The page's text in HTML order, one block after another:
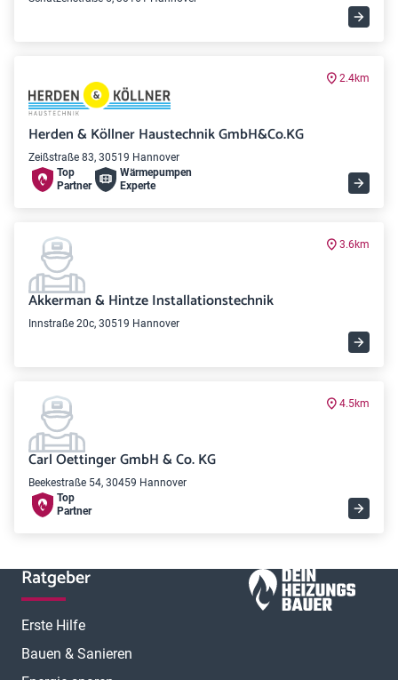
2.4km
Herden & Köllner Haustechnik GmbH&Co.KG
Zeißstraße 83, 30519 Hannover
Top
Partner
Wärme­pumpen
Experte
3.6km
Akkerman & Hintze Installationstechnik
Innstraße 20c, 30519 Hannover
4.5km
Carl Oettinger GmbH & Co. KG
Beekestraße 54, 30459 Hannover
Top
Partner
Ratgeber
Erste Hilfe
Bauen & Sanieren